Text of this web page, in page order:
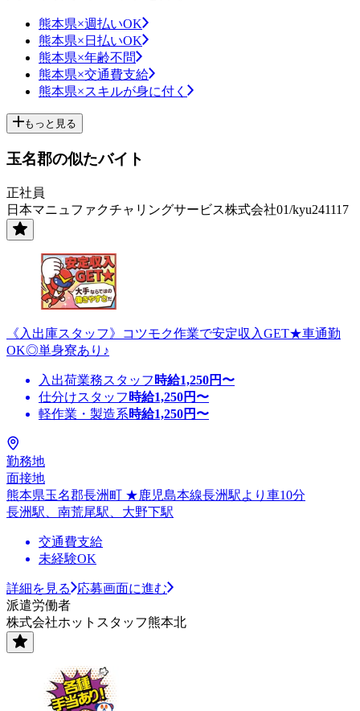
熊本県×週払いOK
熊本県×日払いOK
熊本県×年齢不問
熊本県×交通費支給
熊本県×スキルが身に付く
もっと見る
玉名郡の似たバイト
正社員
日本マニュファクチャリングサービス株式会社01/kyu241117
《入出庫スタッフ》コツモク作業で安定収入GET★車通勤
OK◎単身寮あり♪
入出荷業務スタッフ 時給1,250円〜
仕分けスタッフ 時給1,250円〜
軽作業・製造系時給1,250円〜
勤務地
面接地
熊本県玉名郡長洲町 ★鹿児島本線長洲駅より車10分
長洲駅、南荒尾駅、大野下駅
交通費支給
未経験OK
詳細を見る
応募画面に進む
派遣労働者
株式会社ホットスタッフ熊本北